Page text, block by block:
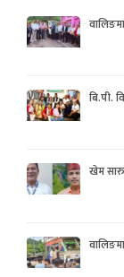
बि.पी.
खेम